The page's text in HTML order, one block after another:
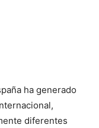
ha generado
diferentes